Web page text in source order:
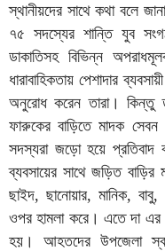
স্থানীয়দের সাথে কথা বলে
৭৫ সদস্যের শান্তি যুব
ডাকাতিসহ বিভিন্ন
ধারাবাহিকতায় পেশাদার
অনুরোধ করেন তারা। কিন্তু
ফারুকের বাড়িতে মাদক
সদস্যরা জড়ো হয়ে
ব্যবসায়ের সাথে জড়িত
ছাইদ, ছানোয়ার, মানিক, বাবু,
ওপর হামলা করে। এতে দা
হয়। আহতদের উপজেলা